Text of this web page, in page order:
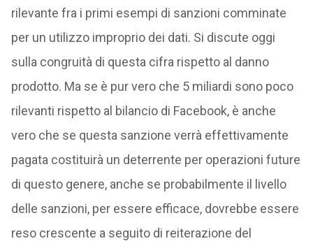
rilevante fra i primi esempi di sanzioni comminate
per un utilizzo improprio dei dati. Si discute oggi
sulla congruità di questa cifra rispetto al danno
prodotto. Ma se è pur vero che 5 miliardi sono poco
rilevanti rispetto al bilancio di Facebook, è anche
vero che se questa sanzione verrà effettivamente
pagata costituirà un deterrente per operazioni future
di questo genere, anche se probabilmente il livello
delle sanzioni, per essere efficace, dovrebbe essere
reso crescente a seguito di reiterazione del